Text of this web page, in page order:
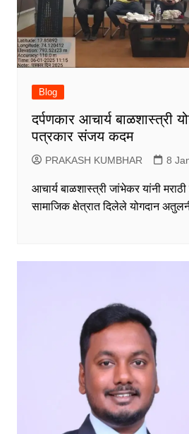
Blog
दर्पणकार आचार्य बाळशास्त्री
पत्रकार संजय कदम
PRAKASH KUMBHAR 8
आचार्य बाळशास्त्री जांभेकर यांनी मराठी
सामाजिक क्षेत्रात दिलेले योगदान